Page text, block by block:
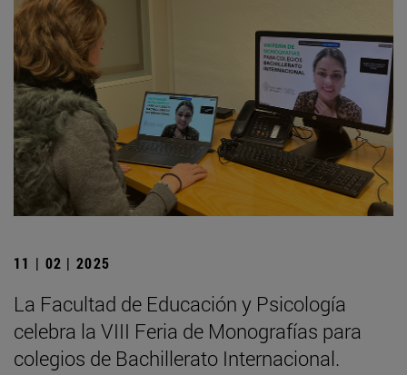
11 | 02 | 2025
La Facultad de Educación y Psicología
celebra la VIII Feria de Monografías para
colegios de Bachillerato Internacional.